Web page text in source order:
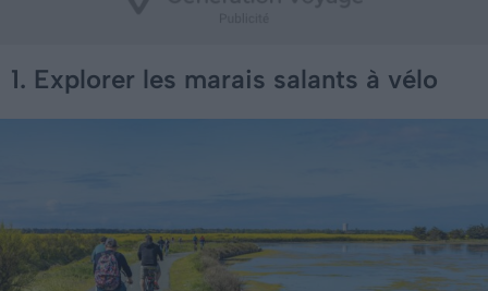
1. Explorer les marais salants à vélo